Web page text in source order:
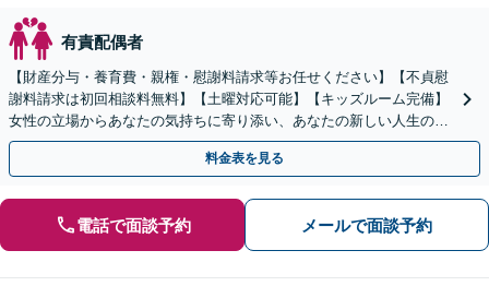
有責配偶者
【財産分与・養育費・親権・慰謝料請求等お任せください】【不貞慰
謝料請求は初回相談料無料】【土曜対応可能】【キッズルーム完備】
女性の立場からあなたの気持ちに寄り添い、あなたの新しい人生のス
タートを全力でサポートいたします！
料金表を見る
電話で面談予約 メールで面談予約